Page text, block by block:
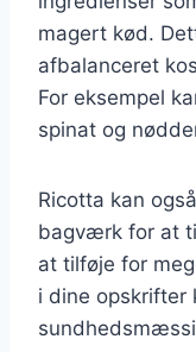
magert kød.
afbalanceret
For eksempel
spinat og
Ricotta kan
bagværk for at
at tilføje for
i dine opskrifter